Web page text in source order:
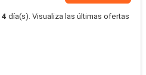
4 día(s). Visualiza las últimas ofertas